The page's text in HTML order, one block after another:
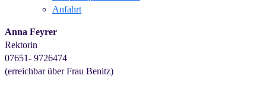
Anfahrt
Anna Feyrer
Rektorin
07651- 9726474
(erreichbar über Frau Benitz)